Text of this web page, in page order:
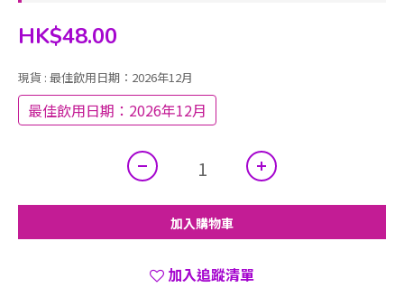
HK$48.00
現貨 : 最佳飲用日期：2026年12月
最佳飲用日期：2026年12月
加入購物車
加入追蹤清單